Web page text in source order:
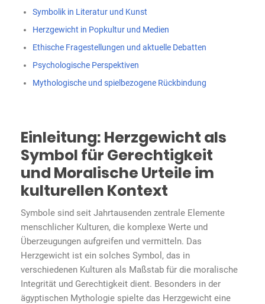
Symbolik in Literatur und Kunst
Herzgewicht in Popkultur und Medien
Ethische Fragestellungen und aktuelle Debatten
Psychologische Perspektiven
Mythologische und spielbezogene Rückbindung
Einleitung: Herzgewicht als
Symbol für Gerechtigkeit
und Moralische Urteile im
kulturellen Kontext
Symbole sind seit Jahrtausenden zentrale Elemente
menschlicher Kulturen, die komplexe Werte und
Überzeugungen aufgreifen und vermitteln. Das
Herzgewicht ist ein solches Symbol, das in
verschiedenen Kulturen als Maßstab für die moralische
Integrität und Gerechtigkeit dient. Besonders in der
ägyptischen Mythologie spielte das Herzgewicht eine